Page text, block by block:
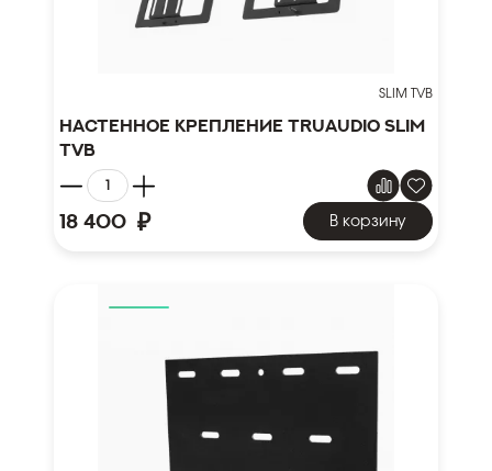
SLIM TVB
Настенное крепление TruAudio SLIM
TVB
18 400 ₽ В корзину